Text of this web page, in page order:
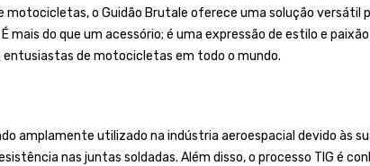
o Guidão Brutale oferece uma solução versátil
do que um acessório; é uma expressão de estilo e
entusiastas de motocicletas em todo o mundo.
amplamente utilizado na indústria aeroespacial devido às
nas juntas soldadas. Além disso, o processo TIG é